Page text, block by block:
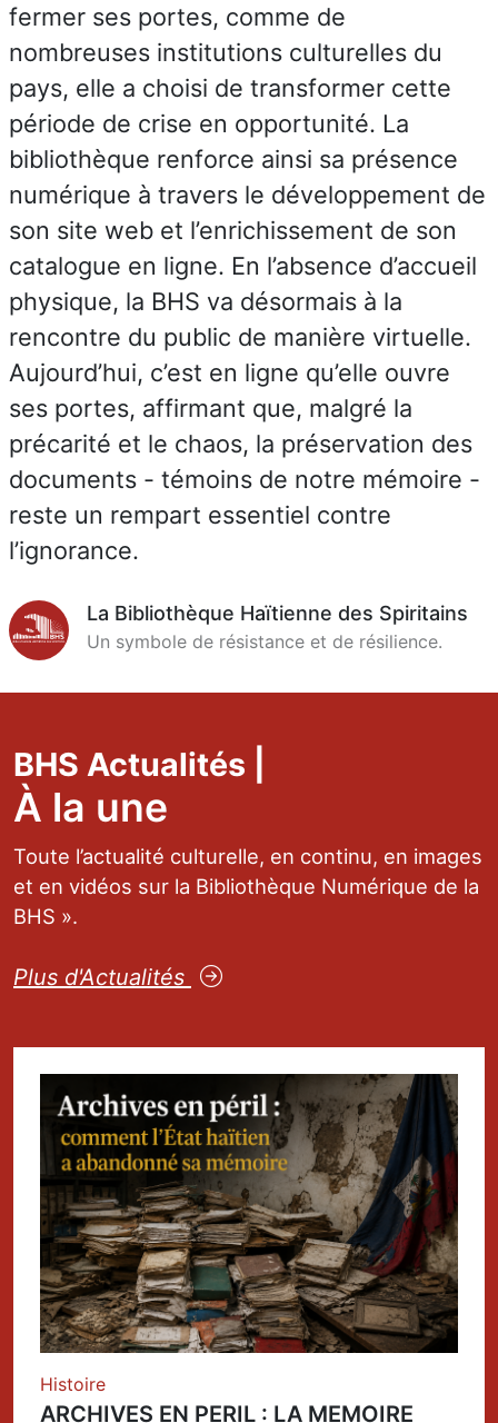
fermer ses portes, comme de
nombreuses institutions culturelles du
pays, elle a choisi de transformer cette
période de crise en opportunité. La
bibliothèque renforce ainsi sa présence
numérique à travers le développement de
son site web et l’enrichissement de son
catalogue en ligne. En l’absence d’accueil
physique, la BHS va désormais à la
rencontre du public de manière virtuelle.
Aujourd’hui, c’est en ligne qu’elle ouvre
ses portes, affirmant que, malgré la
précarité et le chaos, la préservation des
documents - témoins de notre mémoire -
reste un rempart essentiel contre
l’ignorance.
La Bibliothèque Haïtienne des Spiritains
Un symbole de résistance et de résilience.
BHS Actualités |
À la une
Toute l’actualité culturelle, en continu, en images
et en vidéos sur la Bibliothèque Numérique de la
BHS ».
Plus d'Actualités
Histoire
ARCHIVES EN PERIL : LA MEMOIRE